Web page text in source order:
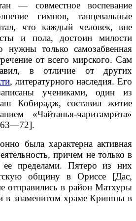
— совместное воспевание
гимнов, танцевальные
что каждый человек, вне
и пола, достоин милости
только самозабвенная
от всего мирского. Сам
в отличие от других
, литературного наследия. Его
учениками, один из
Кобирадж, составил житие
«Чайтанья-чаритамрита»
63—72].
была характерна активная
причем не только в
пределами. Пятеро из них
общину в Ориссе [Дас,
отправились в район Матхуры
в знаменитом храме Кришны в